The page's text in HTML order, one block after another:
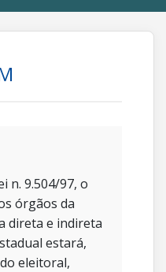
n. 9.504/97, o
órgãos da
direta e indireta
estará,
eleitoral,